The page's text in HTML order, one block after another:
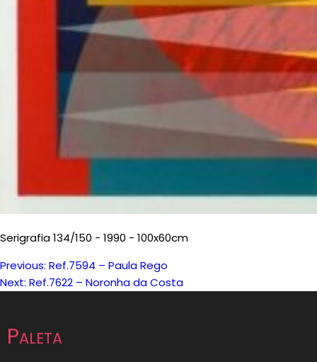
Serigrafia 134/150 - 1990 - 100x60cm
Navegação
artigos
Previous: Ref.7594 – Paula Rego
Next: Ref.7622 – Noronha da Costa
Paleta